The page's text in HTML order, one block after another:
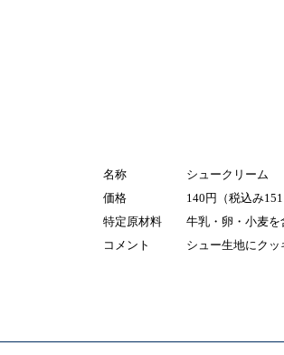
名称
シュークリーム
価格
140円（税込み
特定原材料
牛乳・卵・小麦を
コメント
シュー生地にク